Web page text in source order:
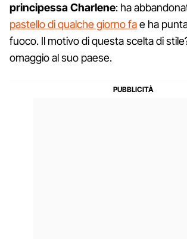
principessa Charlene: ha
pastello di qualche giorno fae ha
fuoco. Il motivo di questa scelta di
omaggio al suo paese.